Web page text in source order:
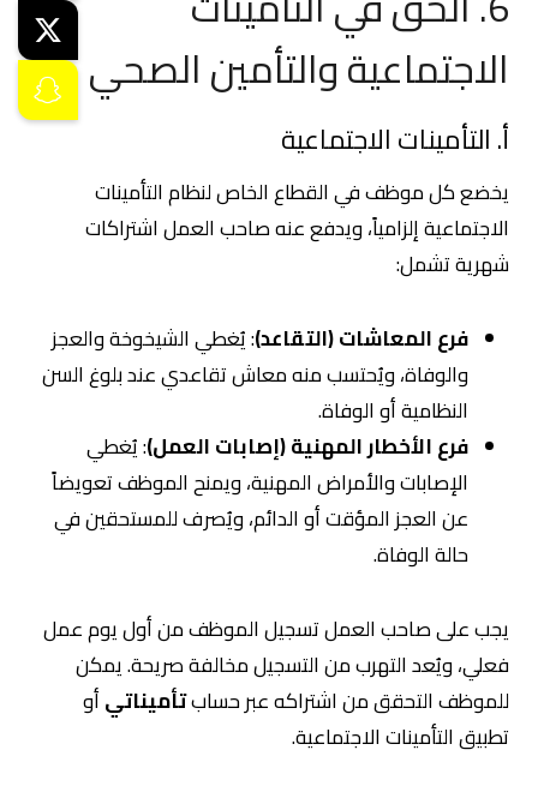
الاجتماعية والتأمين الصحي
أ. التأمينات الاجتماعية
يخضع كل موظف في القطاع الخاص لنظام التأمينات
الاجتماعية إلزامياً، ويدفع عنه صاحب العمل اشتراكات
شهرية تشمل:
فرع المعاشات (التقاعد): يُغطي الشيخوخة والعجز
والوفاة، ويُحتسب منه معاش تقاعدي عند بلوغ السن
النظامية أو الوفاة.
فرع الأخطار المهنية (إصابات العمل): يُغطي
الإصابات والأمراض المهنية، ويمنح الموظف تعويضاً
عن العجز المؤقت أو الدائم، ويُصرف للمستحقين في
حالة الوفاة.
يجب على صاحب العمل تسجيل الموظف من أول يوم عمل
فعلي، ويُعد التهرب من التسجيل مخالفة صريحة. يمكن
للموظف التحقق من اشتراكه عبر حسابتأميناتيأو
تطبيق التأمينات الاجتماعية.